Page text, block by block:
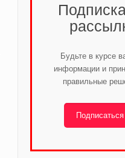
Будьте в курсе
информации и
правильные
Подписаться